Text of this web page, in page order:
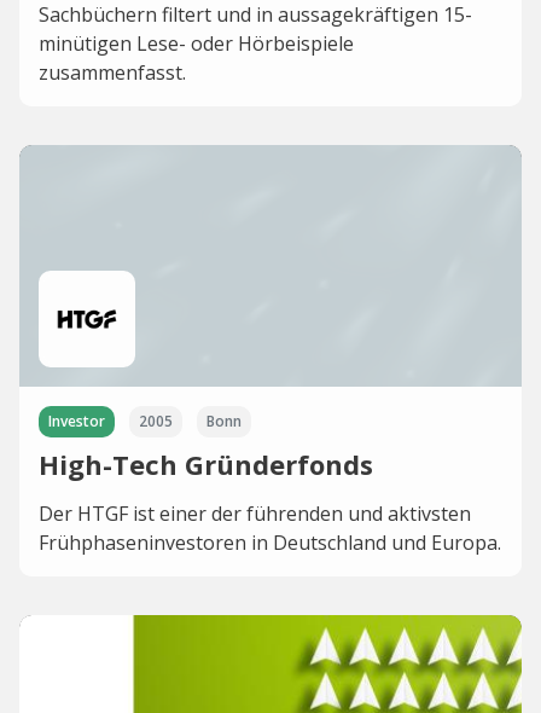
Sachbüchern filtert und in aussagekräftigen 15-
minütigen Lese- oder Hörbeispiele
zusammenfasst.
Investor 2005 Bonn
High-Tech Gründerfonds
Der HTGF ist einer der führenden und aktivsten
Frühphaseninvestoren in Deutschland und Europa.